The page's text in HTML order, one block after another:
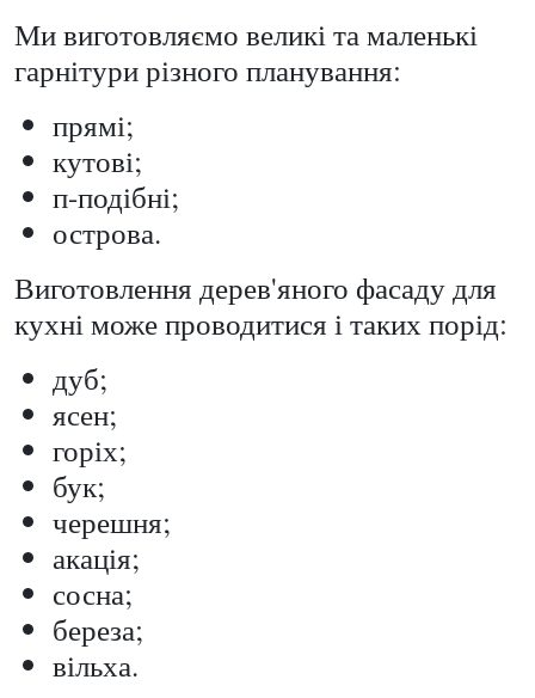
Ми виготовляємо великі та маленькі
гарнітури різного планування:
прямі;
кутові;
п-подібні;
острова.
Виготовлення дерев'яного фасаду для
кухні може проводитися і таких порід:
дуб;
ясен;
горіх;
бук;
черешня;
акація;
сосна;
береза;
вільха.